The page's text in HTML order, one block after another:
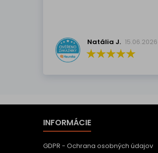
Natália J. 15.06.2026
INFORMÁCIE
GDPR - Ochrana osobných údajov